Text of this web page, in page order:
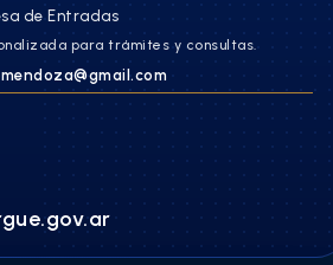
de Entradas
para trámites y consultas.